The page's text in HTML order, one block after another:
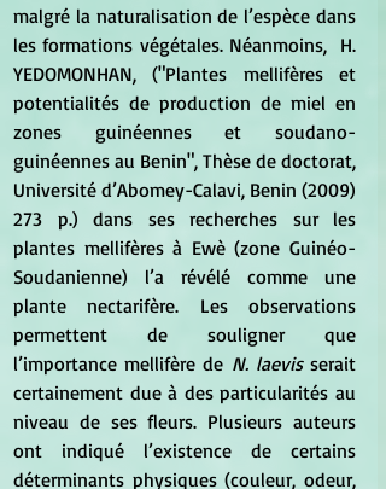
malgré la naturalisation de l’espèce dans
les formations végétales. Néanmoins,  H.
YEDOMONHAN, ("Plantes mellifères et
potentialités de production de miel en
zones guinéennes et soudano-
guinéennes au Benin", Thèse de doctorat,
Université d’Abomey-Calavi, Benin (2009)
273 p.) dans ses recherches sur les
plantes mellifères à Ewè (zone Guinéo-
Soudanienne) l’a révélé comme une
plante nectarifère. Les observations
permettent de souligner que
l’importance mellifère de N. laevis serait
certainement due à des particularités au
niveau de ses fleurs. Plusieurs auteurs
ont indiqué l’existence de certains
déterminants physiques (couleur, odeur,